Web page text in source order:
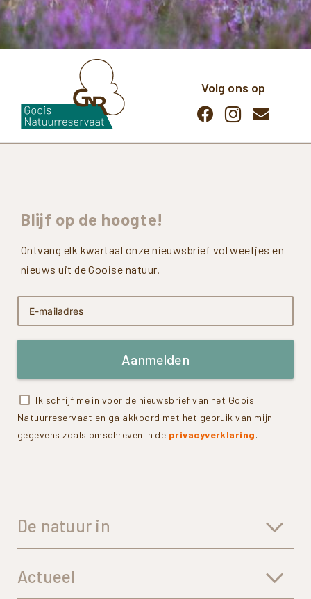
Volg ons op
Blijf op de hoogte!
Ontvang elk kwartaal onze nieuwsbrief vol weetjes en
nieuws uit de Gooise natuur.
Aanmelden
Ik schrijf me in voor de nieuwsbrief van het Goois
Natuurreservaat en ga akkoord met het gebruik van mijn
gegevens zoals omschreven in de privacyverklaring.
De natuur in
Actueel